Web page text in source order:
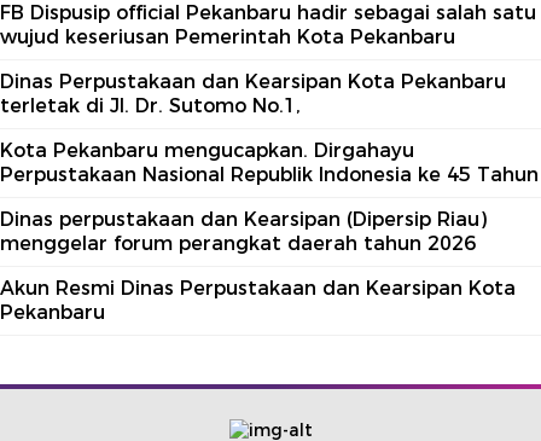
FB Dispusip official Pekanbaru hadir sebagai salah satu
wujud keseriusan Pemerintah Kota Pekanbaru
Dinas Perpustakaan dan Kearsipan Kota Pekanbaru
terletak di Jl. Dr. Sutomo No.1,
Kota Pekanbaru mengucapkan. Dirgahayu
Perpustakaan Nasional Republik Indonesia ke 45 Tahun
Dinas perpustakaan dan Kearsipan (Dipersip Riau)
menggelar forum perangkat daerah tahun 2026
Akun Resmi Dinas Perpustakaan dan Kearsipan Kota
Pekanbaru